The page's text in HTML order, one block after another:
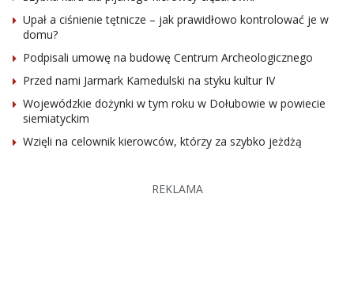
Upał a ciśnienie tętnicze – jak prawidłowo kontrolować je w
domu?
Podpisali umowę na budowę Centrum Archeologicznego
Przed nami Jarmark Kamedulski na styku kultur IV
Wojewódzkie dożynki w tym roku w Dołubowie w powiecie
siemiatyckim
Wzięli na celownik kierowców, którzy za szybko jeżdżą
REKLAMA